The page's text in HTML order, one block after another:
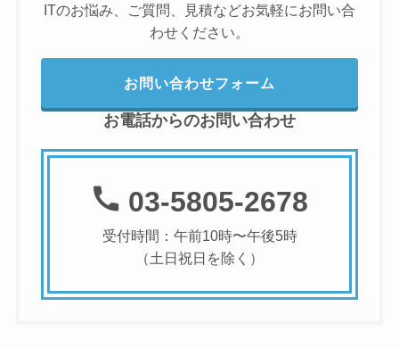
ITのお悩み、ご質問、見積などお気軽にお問い合
わせください。
お問い合わせフォーム
お電話からのお問い合わせ
03-5805-2678
受付時間：午前10時〜午後5時
（土日祝日を除く）